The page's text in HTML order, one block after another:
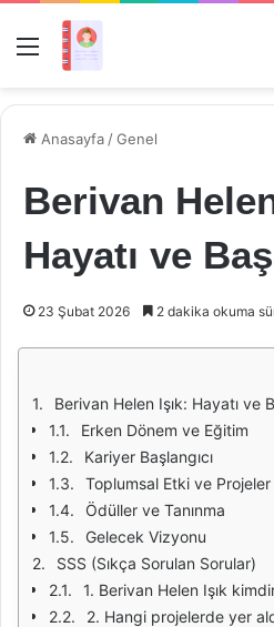
Menü
Anasayfa /Genel
Berivan
Hayatı ve
23 Şubat 2026 2 dakika okuma
Berivan Helen Işık: Hayatı ve
Erken Dönem ve Eğitim
Kariyer Başlangıcı
Toplumsal Etki ve Projeler
Ödüller ve Tanınma
Gelecek Vizyonu
SSS (Sıkça Sorulan Sorular)
1. Berivan Helen Işık
2. Hangi projelerde yer